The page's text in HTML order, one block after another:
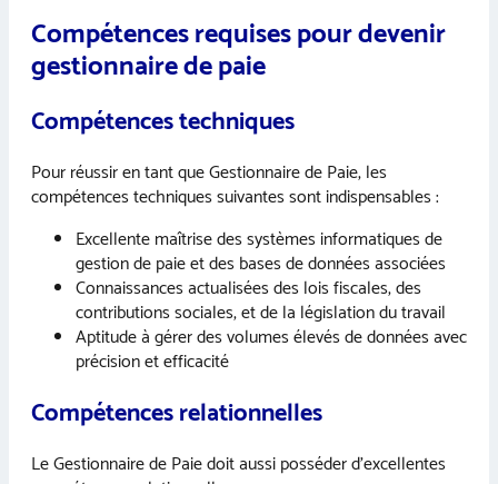
Compétences requises pour devenir
gestionnaire de paie
Compétences techniques
Pour réussir en tant que Gestionnaire de Paie, les
compétences techniques suivantes sont indispensables :
Excellente maîtrise des systèmes informatiques de
gestion de paie et des bases de données associées
Connaissances actualisées des lois fiscales, des
contributions sociales, et de la législation du travail
Aptitude à gérer des volumes élevés de données avec
précision et efficacité
Compétences relationnelles
Le Gestionnaire de Paie doit aussi posséder d’excellentes